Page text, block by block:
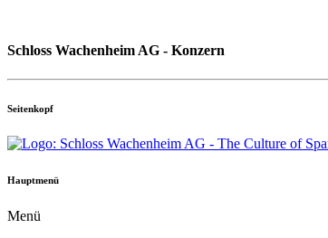
Schloss Wachenheim AG - Konzern
Seitenkopf
Hauptmenü
Menü